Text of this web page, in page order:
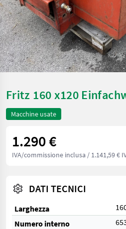
Fritz 160 x120
Macchine usate
1.290 €
IVA/commissione inclusa / 1.141,59 €
DATI TECNICI
Larghezza
Numero interno